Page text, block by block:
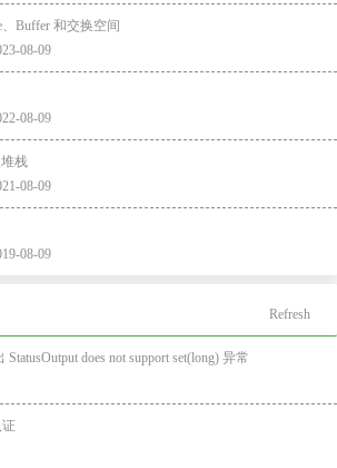
Buffer 和交换空间
08-09
08-09
栈
08-09
08-09
Refresh
does not support set(long) 异常
证